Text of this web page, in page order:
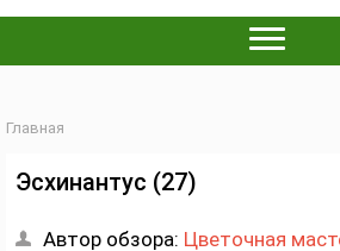
Главная
Эсхинантус (27)
Автор обзора: Цветочная